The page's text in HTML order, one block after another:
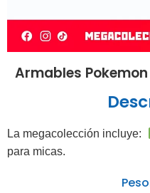
Armables
La megacolección incluye:
para micas.